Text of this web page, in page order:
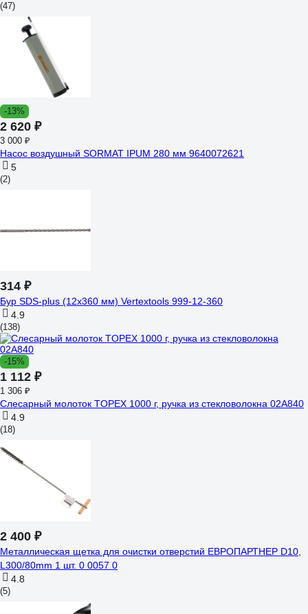
(47)
-13%
2 620 ₽
3 000 ₽
Насос воздушный SORMAT IPUM 280 мм 9640072621
5
(2)
314 ₽
Бур SDS-plus (12х360 мм) Vertextools 999-12-360
4.9
(138)
-15%
1 112 ₽
1 306 ₽
Слесарный молоток TOPEX 1000 г, ручка из стекловолокна 02A840
4.9
(18)
2 400 ₽
Металлическая щетка для очистки отверстий ЕВРОПАРТНЕР D10,
L300/80mm 1 шт. 0 0057 0
4.8
(5)